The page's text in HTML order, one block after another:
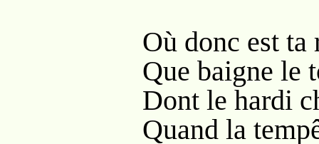
Où donc est ta
Que baigne le
Dont le hardi
Quand la